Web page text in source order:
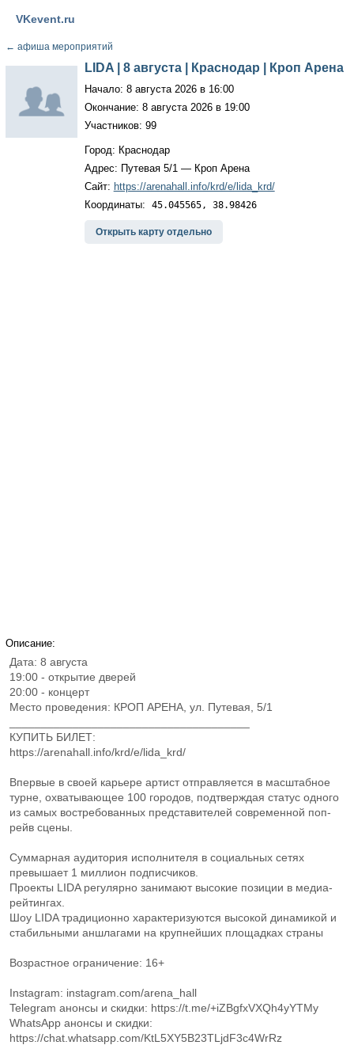
VKevent.ru
← афиша мероприятий
LIDA | 8 августа | Краснодар | Кроп Арена
Начало: 8 августа 2026 в 16:00
Окончание: 8 августа 2026 в 19:00
Участников: 99
Город: Краснодар
Адрес: Путевая 5/1 — Кроп Арена
Сайт: https://arenahall.info/krd/e/lida_krd/
Координаты: 45.045565, 38.98426
Открыть карту отдельно
Описание:
Дата: 8 августа
19:00 - открытие дверей
20:00 - концерт
Место проведения: КРОП АРЕНА, ул. Путевая, 5/1
КУПИТЬ БИЛЕТ:
https://arenahall.info/krd/e/lida_krd/
Впервые в своей карьере артист отправляется в масштабное
турне, охватывающее 100 городов, подтверждая статус одного
из самых востребованных представителей современной поп-
рейв сцены.
Суммарная аудитория исполнителя в социальных сетях
превышает 1 миллион подписчиков.
Проекты LIDA регулярно занимают высокие позиции в медиа-
рейтингах.
Шоу LIDA традиционно характеризуются высокой динамикой и
стабильными аншлагами на крупнейших площадках страны
Возрастное ограничение: 16+
Instagram: instagram.com/arena_hall
Telegram анонсы и скидки: https://t.me/+iZBgfxVXQh4yYTMy
WhatsApp анонсы и скидки:
https://chat.whatsapp.com/KtL5XY5B23TLjdF3c4WrRz